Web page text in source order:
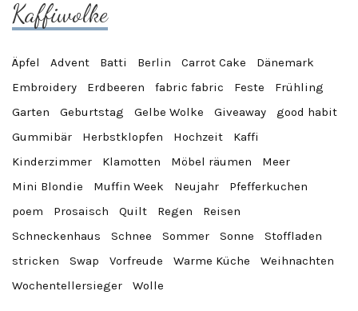
Kaffiwolke
Äpfel Advent Batti Berlin Carrot Cake
Dänemark
Embroidery
Erdbeeren fabric fabric Feste
Frühling
Garten
Geburtstag Gelbe Wolke Giveaway
good habit
Gummibär
Herbstklopfen Hochzeit
Kaffi
Kinderzimmer
Klamotten Möbel räumen
Meer
Mini Blondie
Muffin Week Neujahr
Pfefferkuchen
poem
Prosaisch Quilt Regen
Reisen
Schneckenhaus
Schnee Sommer Sonne
Stoffladen
stricken
Swap Vorfreude Warme Küche
Weihnachten
Wochentellersieger
Wolle